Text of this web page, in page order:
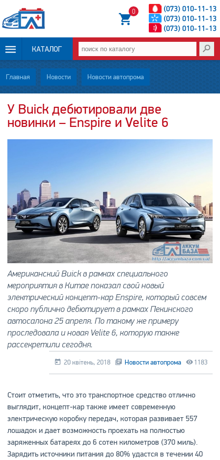
(073) 010-11-13
(073) 010-11-13
(073) 010-11-13
0
КАТАЛОГ
ОПЛАТА И
ДОСТАВКА
НОВОСТИ
КОНТАКТЫ
Главная Новости Новости автопрома
У Buick дебютировали две
новинки – Enspire и Velite 6
Американский Buick в рамках специального
мероприятия в Китае показал свой новый
электрический концепт-кар Enspire, который совсем
скоро публично дебютирует в рамках Пекинского
автосалона 25 апреля. По такому же примеру
проследовала и новая Velite 6, которую также
рассекретили сегодня.
20 квітень, 2018 Новости автопрома 1183
Стоит отметить, что это транспортное средство отлично
выглядит, концепт-кар также имеет современную
электрическую коробку передач, которая развивает 557
лошадок и дает возможность проехать на полностью
заряженных батареях до 6 сотен километров (370 миль).
Зарядить источники питания до 80% удастся в течении 40